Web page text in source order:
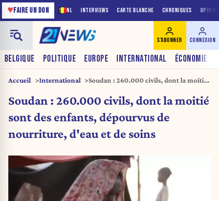
NL INTERVIEWS CARTE BLANCHE CHRONIQUES
♥FAIRE UN DON
BELGIQUE POLITIQUE EUROPE INTERNATIONAL ÉCONOMIE
S'ABONNER CONNEXION
Accueil International
Soudan : 260.000 civils, dont la moitié
nourriture, d’eau et de soins
Soudan : 260.000 civils, dont la moitié
sont des enfants, dépourvus de
nourriture, d'eau et de soins